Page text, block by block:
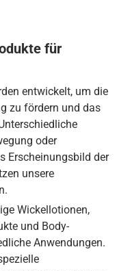
für
entwickelt, um die
zu fördern und das
oder
Erscheinungsbild der
unsere
Wickellotionen,
und Body-
Anwendungen.